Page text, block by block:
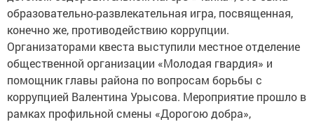
образовательно-развлекательная игра, посвященная,
конечно же, противодействию коррупции.
Организаторами квеста выступили местное отделение
общественной организации «Молодая гвардия» и
помощник главы района по вопросам борьбы с
коррупцией Валентина Урысова. Мероприятие прошло в
рамках профильной смены «Дорогою добра»,